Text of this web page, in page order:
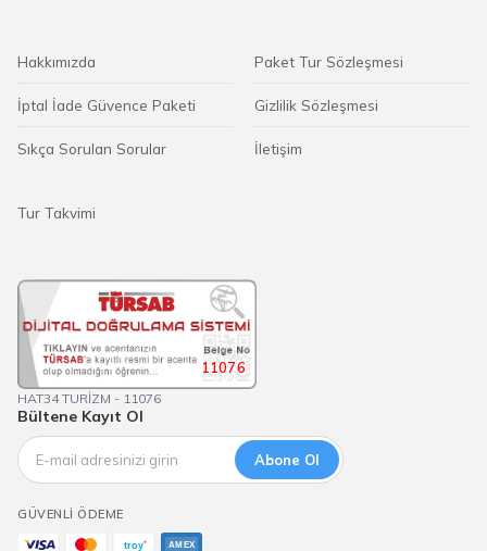
Hakkımızda
İptal İade Güvence Paketi
Sıkça Sorulan Sorular
Paket Tur Sözleşmesi
Gizlilik Sözleşmesi
İletişim
Tur Takvimi
11076
HAT34 TURİZM - 11076
Bültene Kayıt Ol
Abone Ol
GÜVENLI ÖDEME